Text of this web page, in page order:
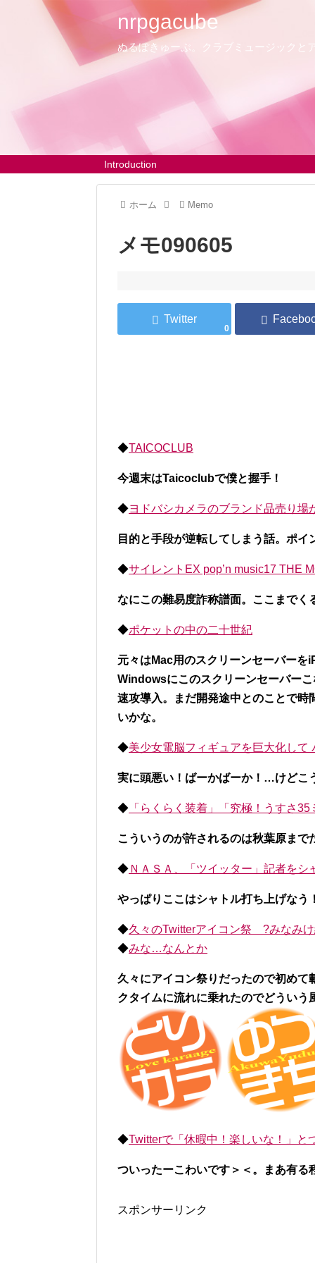
nrpgacube
ぬるぽきゅーぶ。クラブミュージックと
Introduction
ホーム Memo
メモ090605
0
◆TAICOCLUB
今週末はTaicoclubで僕と握手！
◆ヨドバシカメラのブランド品売り場
目的と手段が逆転してしまう話。ポ
◆サイレントEX pop’n music17 THE
なにこの難易度詐称譜面。ここまで
◆ポケットの中の二十世紀
元々はMac用のスクリーンセーバー
Windowsにこのスクリーンセーバー
速攻導入。まだ開発途中とのことで
いかな。
◆美少女電脳フィギュアを巨大化して
実に頭悪い！ばーかばーか！…けどこ
◆ 「らくらく装着」「究極！うすさ35
こういうのが許されるのは秋葉原ま
◆ ＮＡＳＡ、「ツイッター」記者をシ
やっぱりここはシャトル打ち上げなう
◆久々のTwitterアイコン祭 ?みなみ
◆みな…なんとか
久々にアイコン祭りだったので初め
クタイムに流れに乗れたのでどうい
◆Twitterで「休暇中！楽しいな！」と
ついったーこわいです＞＜。まあ有る
スポンサーリンク